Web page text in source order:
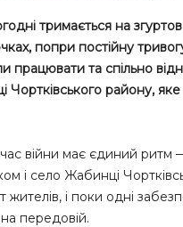
тримається на
попри постійну
працювати та спільно
району, яке
війни має єдиний ритм
і село Жабинці
і поки одні
передовій.